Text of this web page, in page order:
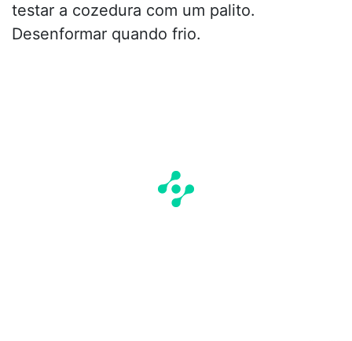
testar a cozedura com um palito.
Desenformar quando frio.